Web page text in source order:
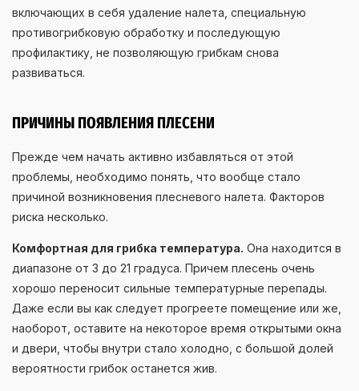
включающих в себя удаление налета, специальную
противогрибковую обработку и последующую
профилактику, не позволяющую грибкам снова
развиваться.
ПРИЧИНЫ ПОЯВЛЕНИЯ ПЛЕСЕНИ
Прежде чем начать активно избавляться от этой
проблемы, необходимо понять, что вообще стало
причиной возникновения плесневого налета. Факторов
риска несколько.
Комфортная для грибка температура. Она находится в
диапазоне от 3 до 21 градуса. Причем плесень очень
хорошо переносит сильные температурные перепады.
Даже если вы как следует прогреете помещение или же,
наоборот, оставите на некоторое время открытыми окна
и двери, чтобы внутри стало холодно, с большой долей
вероятности грибок останется жив.